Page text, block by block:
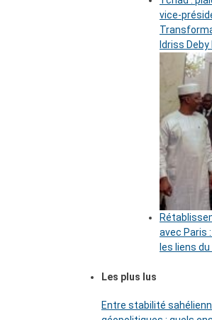
vice-
Idriss Deby
avec Paris
les liens du
Les plus lus
Entre stabilité